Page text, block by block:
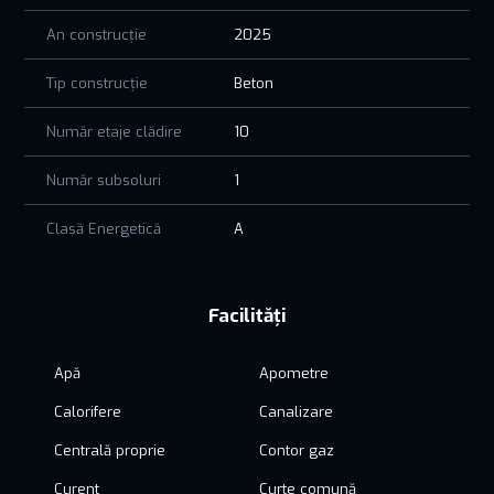
An construcție 2025
Tip construcție Beton
Număr etaje clădire 10
Număr subsoluri 1
Clasă Energetică A
Facilități
Apă Apometre
Calorifere Canalizare
Centrală proprie Contor gaz
Curent Curte comună